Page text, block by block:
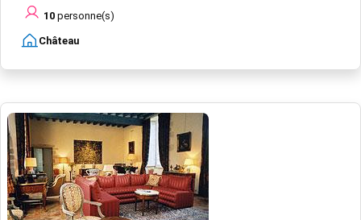
10 personne(s)
Château